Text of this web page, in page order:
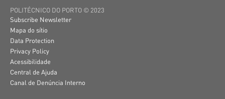
POLITÉCNICO DO PORTO © 2023
Subscribe Newsletter
Mapa do sítio
Data Protection
Privacy Policy
Acessibilidade
Central de Ajuda
Canal de Denúncia Interno